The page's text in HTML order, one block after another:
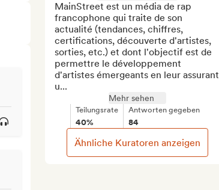
MainStreet est un média de rap
francophone qui traite de son
actualité (tendances, chiffres,
certifications, découverte d'artistes,
sorties, etc.) et dont l'objectif est de
permettre le développement
d'artistes émergeants en leur assurant
u...
Mehr sehen
Teilungsrate
40%
Antworten gegeben
84
Ähnliche Kuratoren anzeigen